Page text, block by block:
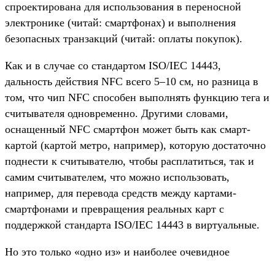
спроектирована для использования в переносной
электронике (читай: смартфонах) и выполнения
безопасных транзакций (читай: оплаты покупок).
Как и в случае со стандартом ISO/IEC 14443,
дальность действия NFC всего 5–10 см, но разница в
том, что чип NFC способен выполнять функцию тега и
считывателя одновременно. Другими словами,
оснащенный NFC смартфон может быть как смарт-
картой (картой метро, например), которую достаточно
поднести к считывателю, чтобы расплатиться, так и
самим считывателем, что можно использовать,
например, для перевода средств между картами-
смартфонами и превращения реальных карт с
поддержкой стандарта ISO/IEC 14443 в виртуальные.
Но это только «одно из» и наиболее очевидное